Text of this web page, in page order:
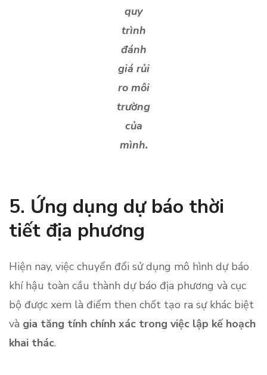
quy
trình
đánh
giá rủi
ro môi
trường
của
mình.
5. Ứng dụng dự báo thời
tiết địa phương
Hiện nay, việc chuyển đổi sử dụng mô hình dự báo
khí hậu toàn cầu thành dự báo địa phương và cục
bộ được xem là điểm then chốt tạo ra sự khác biệt
và gia tăng tính chính xác trong việc lập kế hoạch
khai thác.